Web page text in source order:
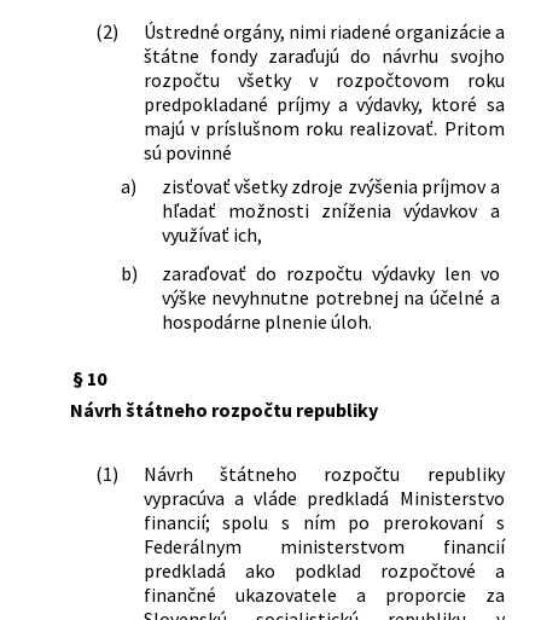
(2)
Ústredné orgány, nimi riadené organizácie a
štátne fondy zaraďujú do návrhu svojho
rozpočtu všetky v rozpočtovom roku
predpokladané príjmy a výdavky, ktoré sa
majú v príslušnom roku realizovať. Pritom
sú povinné
a)
zisťovať všetky zdroje zvýšenia príjmov a
hľadať možnosti zníženia výdavkov a
využívať ich,
b)
zaraďovať do rozpočtu výdavky len vo
výške nevyhnutne potrebnej na účelné a
hospodárne plnenie úloh.
§ 10
Návrh štátneho rozpočtu republiky
(1)
Návrh štátneho rozpočtu republiky
vypracúva a vláde predkladá Ministerstvo
financií; spolu s ním po prerokovaní s
Federálnym ministerstvom financií
predkladá ako podklad rozpočtové a
finančné ukazovatele a proporcie za